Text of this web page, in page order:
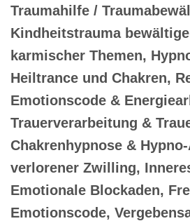
Traumahilfe /
Kindheitstrauma
karmischer Themen,
Heiltrance und Chakren,
Emotionscode &
Trauerverarbeitung &
Chakrenhypnose &
verlorener Zwilling,
Emotionale Blockaden,
Emotionscode,